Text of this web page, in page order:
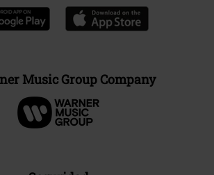
Music Group Company